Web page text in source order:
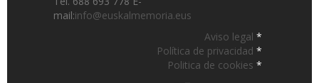
mail:info@euskalmemoria.eus
Aviso legal *
Política de privacidad *
Politica de cookies *